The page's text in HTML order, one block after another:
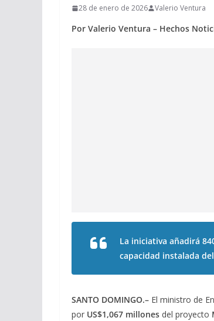
28 de enero de 2026 Valerio Ventura
Por Valerio Ventura – Hechos
La iniciativa añadirá
capacidad instalada
SANTO DOMINGO.– El ministro de
por US$1,067 millones del proyecto